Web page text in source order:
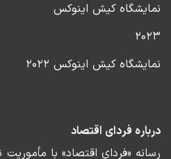
نمایشگاه کیش اینوکس
۲۰۲۳
نمایشگاه کیش اینوکس ۲۰۲۲
درباره فردای اقتصاد
رسانه «فردای اقتصاد» با